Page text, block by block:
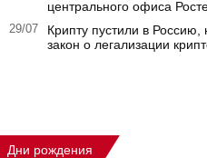
центрального офиса
29/07
Крипту пустили в
закон о легализации
Дни рождения